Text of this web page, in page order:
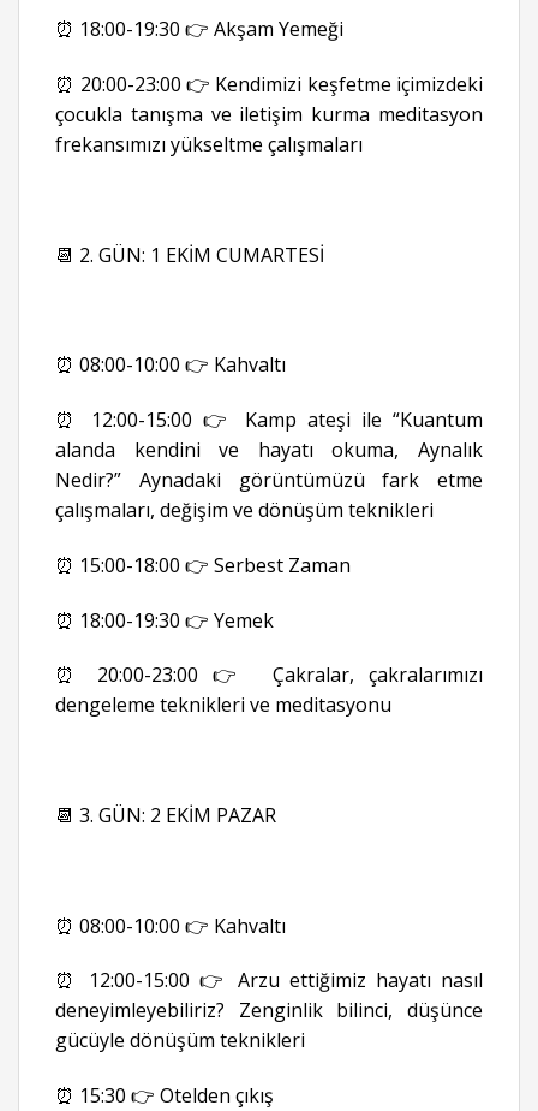
⏰ 18:00-19:30 👉 Akşam Yemeği
⏰ 20:00-23:00 👉 Kendimizi keşfetme içimizdeki
çocukla tanışma ve iletişim kurma meditasyon
frekansımızı yükseltme çalışmaları
📆 2. GÜN: 1 EKİM CUMARTESİ
⏰ 08:00-10:00 👉 Kahvaltı
⏰ 12:00-15:00 👉 Kamp ateşi ile “Kuantum
alanda kendini ve hayatı okuma, Aynalık
Nedir?” Aynadaki görüntümüzü fark etme
çalışmaları, değişim ve dönüşüm teknikleri
⏰ 15:00-18:00 👉 Serbest Zaman
⏰ 18:00-19:30 👉 Yemek
⏰ 20:00-23:00 👉 Çakralar, çakralarımızı
dengeleme teknikleri ve meditasyonu
📆 3. GÜN: 2 EKİM PAZAR
⏰ 08:00-10:00 👉 Kahvaltı
⏰ 12:00-15:00 👉 Arzu ettiğimiz hayatı nasıl
deneyimleyebiliriz? Zenginlik bilinci, düşünce
gücüyle dönüşüm teknikleri
⏰ 15:30 👉 Otelden çıkış